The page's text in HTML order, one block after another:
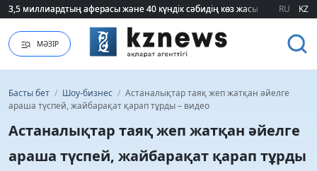
3,5 миллиардтың аферасы және 40 күндік сәбидің көз жасы:
3,5 миллиардтың аферасы және 40 күндік сәбидің көз жасы: RU KZ
МӘЗІР
Басты бет / Шоу-бизнес / Астаналықтар таяқ жеп жатқан әйелге
араша түспей, жайбарақат қарап тұрды – видео
Астаналықтар таяқ жеп жатқан әйелге
араша түспей, жайбарақат қарап тұрды